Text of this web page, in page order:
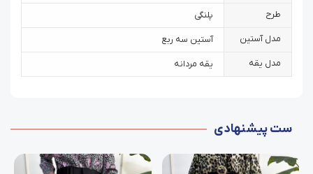
طرح پلنگی
مدل آستین آستین سه ربع
مدل یقه یقه مردانه
ست پیشنهادی